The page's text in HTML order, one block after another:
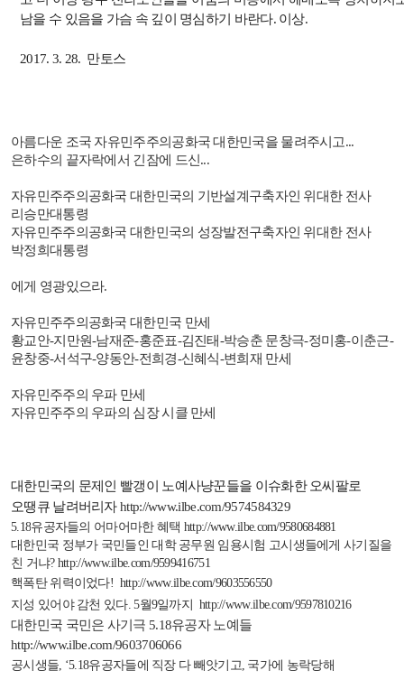
남을 수 있음을 가슴 속 깊이 명심하기 바란다. 이상.
2017. 3. 28. 만토스
아름다운 조국 자유민주주의공화국 대한민국을 물려주시고...
은하수의 끝자락에서 긴잠에 드신 ...
자유민주주의공화국 대한민국의 기반설계구축자인 위대한 전사
리승만대통령
자유민주주의공화국 대한민국의 성장발전구축자인 위대한 전사
박정희대통령
에게 영광있으라.
자유민주주의공화국 대한민국 만세
황교안-지만원-남재준-홍준표-김진태-박승춘 문창극-정미홍-이춘근-
윤창중-서석구-양동안-전희경-신혜식-변희재 만세
자유민주주의 우파 만세
자유민주주의 우파의 심장 시클 만세
대한민국의 문제인 빨갱이 노예사냥꾼들을 이슈화한 오씨팔로
오땡큐 날려버리자 http://www.ilbe.com/9574584329
5.18유공자들의 어마어마한 혜택 http://www.ilbe.com/9580684881
대한민국 정부가 국민들인 대학 공무원 임용시험 고시생들에게 사기질을
친 거냐? http://www.ilbe.com/9599416751
핵폭탄 위력이었다! http://www.ilbe.com/9603556550
지성 있어야 감천 있다. 5월9일까지 http://www.ilbe.com/9597810216
대한민국 국민은 사기극 5.18유공자 노예들
http://www.ilbe.com/9603706066
공시생들, ‘5.18유공자들에 직장 다 빼앗기고, 국가에 농락당해